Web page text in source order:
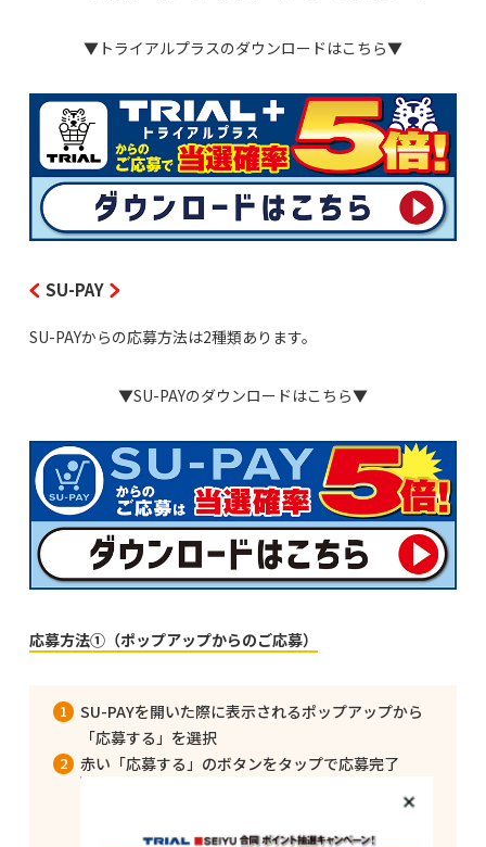
▼トライアルプラスのダウンロードはこちら▼
SU-PAY
SU-PAYからの応募方法は2種類あります。
▼SU-PAYのダウンロードはこちら▼
応募方法①（ポップアップからのご応募）
SU-PAYを開いた際に表示されるポップアップから
「応募する」を選択
赤い「応募する」のボタンをタップで応募完了